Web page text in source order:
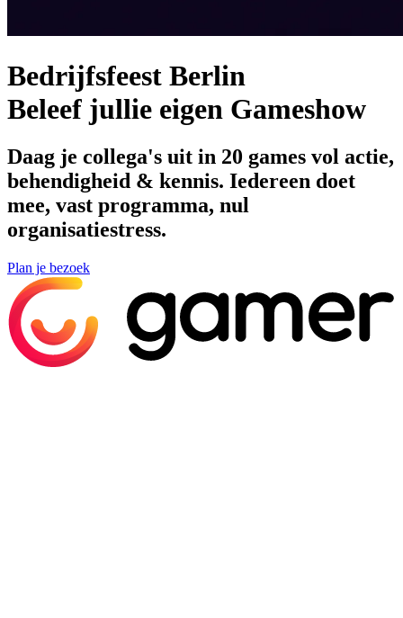
Bedrijfsfeest Berlin
Beleef jullie eigen Gameshow
Daag je collega's uit in 20 games vol actie,
behendigheid & kennis. Iedereen doet
mee, vast programma, nul
organisatiestress.
Plan je bezoek